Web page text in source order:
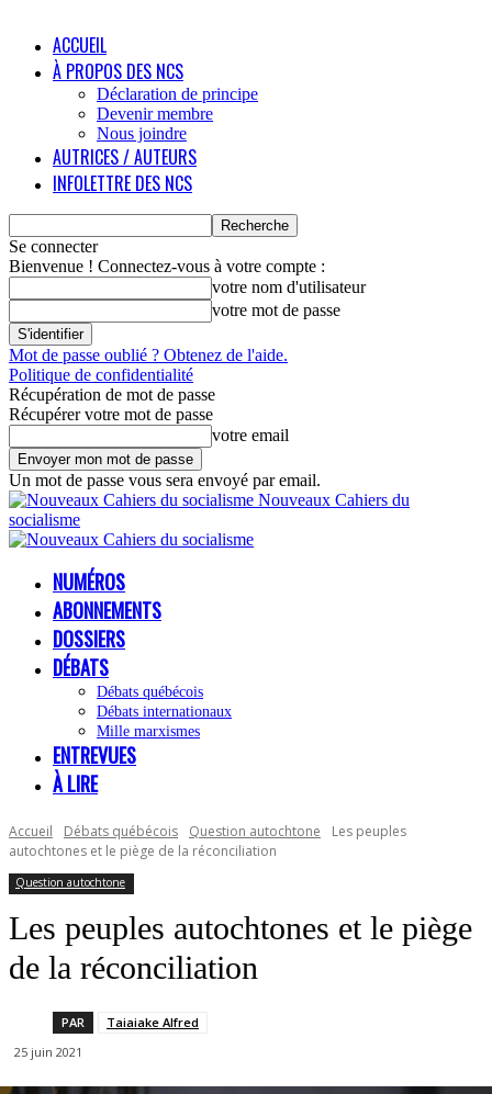
ACCUEIL
À PROPOS DES NCS
Déclaration de principe
Devenir membre
Nous joindre
AUTRICES / AUTEURS
INFOLETTRE DES NCS
Se connecter
Bienvenue ! Connectez-vous à votre compte :
votre nom d'utilisateur
votre mot de passe
Mot de passe oublié ? Obtenez de l'aide.
Politique de confidentialité
Récupération de mot de passe
Récupérer votre mot de passe
votre email
Un mot de passe vous sera envoyé par email.
Nouveaux Cahiers du
socialisme
NUMÉROS
ABONNEMENTS
DOSSIERS
DÉBATS
Débats québécois
Débats internationaux
Mille marxismes
ENTREVUES
À LIRE
Accueil Débats québécois Question autochtone
Les peuples
autochtones et le piège de la réconciliation
Question autochtone
Les peuples autochtones et le piège
de la réconciliation
PAR
Taiaiake Alfred
25 juin 2021